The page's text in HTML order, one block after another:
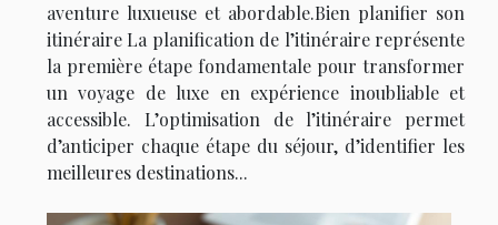
aventure luxueuse et abordable.Bien planifier son
itinéraire La planification de l’itinéraire représente
la première étape fondamentale pour transformer
un voyage de luxe en expérience inoubliable et
accessible. L’optimisation de l’itinéraire permet
d’anticiper chaque étape du séjour, d’identifier les
meilleures destinations...